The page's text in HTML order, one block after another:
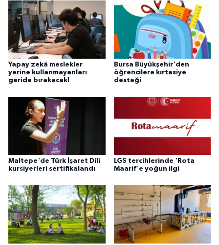
Yapay zekâ meslekler
yerine kullanmayanları
geride bırakacak!
Bursa Büyükşehir'den
öğrencilere kırtasiye
desteği
Maltepe'de Türk İşaret Dili
kursiyerleri sertifikalandı
LGS tercihlerinde 'Rota
Maarif'e yoğun ilgi